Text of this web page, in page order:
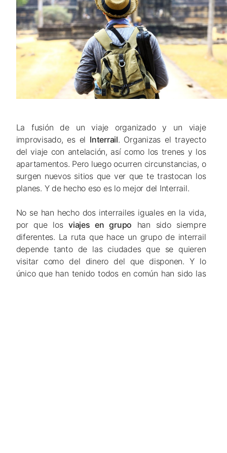
La fusión de un viaje organizado y un viaje
improvisado, es el Interrail. Organizas el trayecto
del viaje con antelación, así como los trenes y los
apartamentos. Pero luego ocurren circunstancias, o
surgen nuevos sitios que ver que te trastocan los
planes. Y de hecho eso es lo mejor del Interrail.
No se han hecho dos interrailes iguales en la vida,
por que losviajes en grupo han sido siempre
diferentes. La ruta que hace un grupo de interrail
depende tanto de las ciudades que se quieren
visitar como del dinero del que disponen. Y lo
único que han tenido todos en común han sido las